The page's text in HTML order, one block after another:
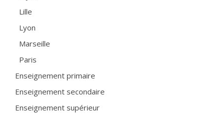
Lille
Lyon
Marseille
Paris
Enseignement primaire
Enseignement secondaire
Enseignement supérieur